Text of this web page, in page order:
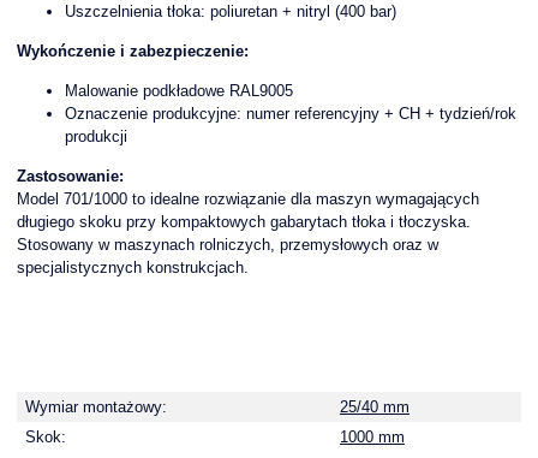
Uszczelnienia tłoka: poliuretan + nitryl (400 bar)
Wykończenie i zabezpieczenie:
Malowanie podkładowe RAL9005
Oznaczenie produkcyjne: numer referencyjny + CH + tydzień/rok
produkcji
Zastosowanie:
Model 701/1000 to idealne rozwiązanie dla maszyn wymagających
długiego skoku przy kompaktowych gabarytach tłoka i tłoczyska.
Stosowany w maszynach rolniczych, przemysłowych oraz w
specjalistycznych konstrukcjach.
Wymiar montażowy:
25/40 mm
Skok:
1000 mm